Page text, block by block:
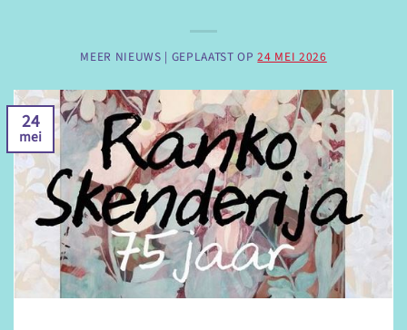
MEER NIEUWS | GEPLAATST OP24 MEI 2026
24
mei